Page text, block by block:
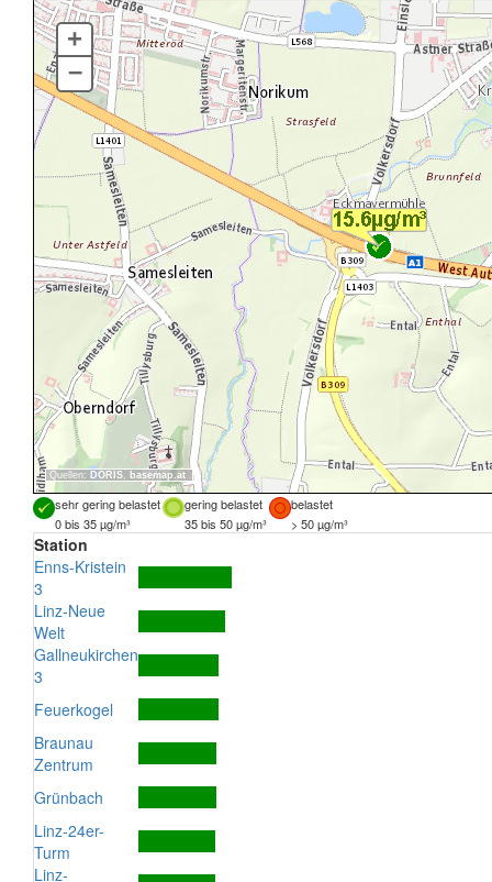
Quellen: DORIS, basemap.at
+
–
sehr gering belastet gering belastet
belastet
0 bis 35 µg/m³
35 bis 50 µg/m³ > 50 µg/m³
Station
Enns-Kristein
3
Linz-Neue
Welt
Gallneukirchen
3
Feuerkogel
Braunau
Zentrum
Grünbach
Linz-24er-
Turm
Linz-